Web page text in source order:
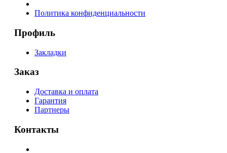
Политика конфиденциальности
Профиль
Закладки
Заказ
Доставка и оплата
Гарантия
Партнеры
Контакты